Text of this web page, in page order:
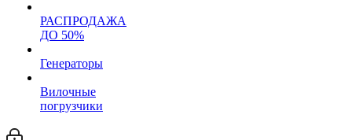
РАСПРОДАЖА
ДО 50%
Генераторы
Вилочные
погрузчики